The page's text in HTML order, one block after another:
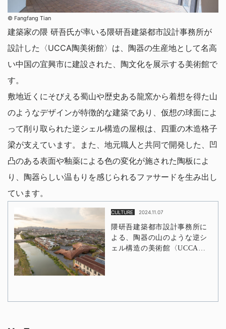
©︎ Fangfang Tian
建築家の隈 研吾氏が率いる隈研吾建築都市設計事務所が
設計した〈UCCA陶美術館〉は、陶器の生産地として名高
い中国の宜興市に建設された、陶文化を展示する美術館で
す。
敷地近くにそびえる蜀山や歴史ある龍窯から着想を得た山
のようなデザインが特徴的な建築であり、仮想の球面によ
って削り取られた逆シェル構造の屋根は、四重の木造格子
梁が支えています。また、地元職人と共同で開発した、凹
凸のある表面や釉薬による色の変化が施された陶板によ
り、陶器らしい温もりを感じられるファサードを生み出し
ています。